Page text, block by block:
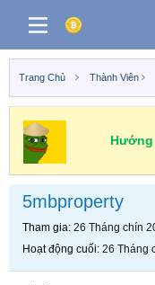
Trang Chủ Thành Viên
5mbproperty
Tham gia 26 Tháng chín
Hoạt động cuối 26 Tháng